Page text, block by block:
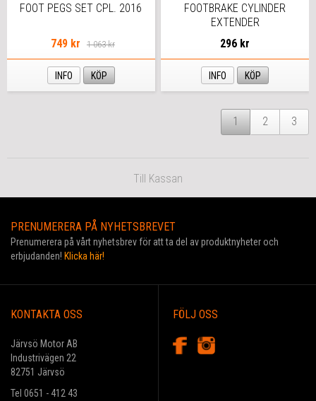
FOOT PEGS SET CPL. 2016
749 kr 1 063 kr
INFO KÖP
FOOTBRAKE CYLINDER
EXTENDER
296 kr
INFO KÖP
1 2 3
Till Kassan
PRENUMERERA PÅ NYHETSBREVET
Prenumerera på vårt nyhetsbrev för att ta del av produktnyheter och
erbjudanden! Klicka här!
KONTAKTA OSS
Järvsö Motor AB
Industrivägen 22
82751 Järvsö
Tel 0651 - 412 43
FÖLJ OSS